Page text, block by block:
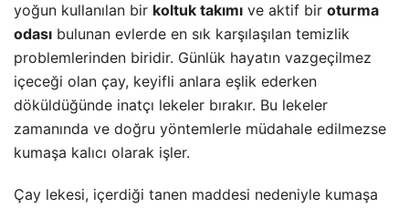
yoğun kullanılan bir koltuk takımı ve aktif bir oturma
odası bulunan evlerde en sık karşılaşılan temizlik
problemlerinden biridir. Günlük hayatın vazgeçilmez
içeceği olan çay, keyifli anlara eşlik ederken
döküldüğünde inatçı lekeler bırakır. Bu lekeler
zamanında ve doğru yöntemlerle müdahale edilmezse
kumaşa kalıcı olarak işler.
Çay lekesi, içerdiği tanen maddesi nedeniyle kumaşa